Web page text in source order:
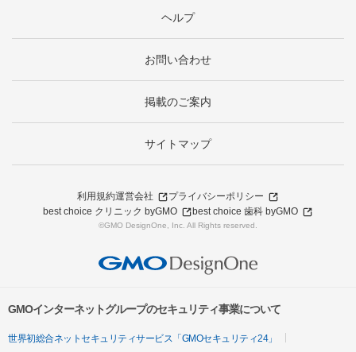
ヘルプ
お問い合わせ
掲載のご案内
サイトマップ
利用規約運営会社
プライバシーポリシー
best choice クリニック byGMO
best choice 歯科 byGMO
©GMO DesignOne, Inc. All Rights reserved.
GMOインターネットグループのセキュリティ事業について
世界初総合ネットセキュリティサービス「GMOセキュリティ24」